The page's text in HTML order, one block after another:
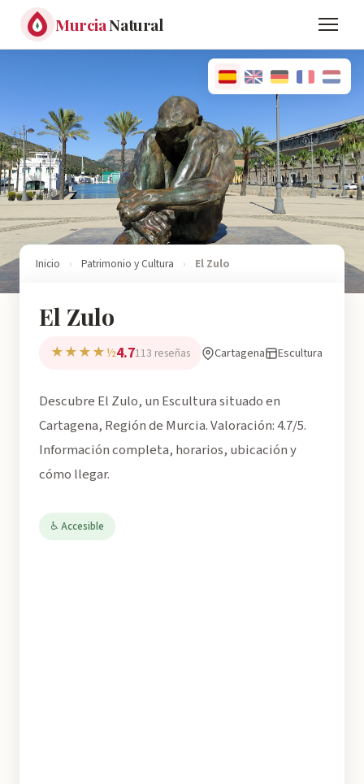
MurciaNatural
Inicio › Patrimonio y Cultura › El Zulo
El Zulo
★★★★½4.7113 reseñas Cartagena Escultura
Descubre El Zulo, un Escultura situado en
Cartagena, Región de Murcia. Valoración: 4.7/5.
Información completa, horarios, ubicación y
cómo llegar.
♿ Accesible